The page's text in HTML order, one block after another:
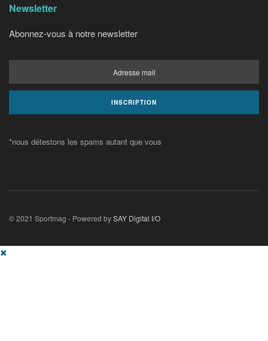
Newsletter
Abonnez-vous à notre newsletter
*nous détestons les spams autant que vous
© 2021 Sportmag - Powered bySAY Digital I/O
✖